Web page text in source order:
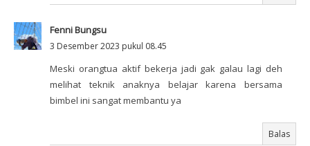
Fenni Bungsu
3 Desember 2023 pukul 08.45
Meski orangtua aktif bekerja jadi gak galau lagi deh
melihat teknik anaknya belajar karena bersama
bimbel ini sangat membantu ya
Balas